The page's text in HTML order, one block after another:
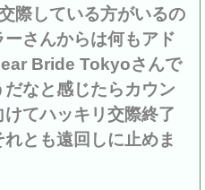
際している方がいるの
さんからは何もアド
Bride Tokyoさんで
なと感じたらカウン
てハッキリ交際終了
とも遠回しに止めま